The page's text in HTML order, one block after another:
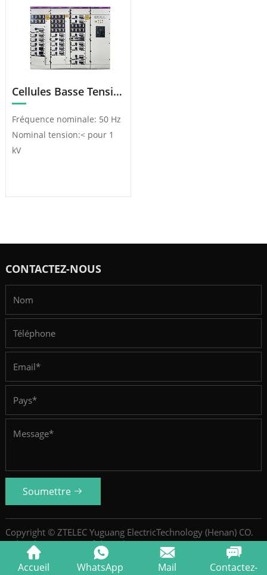
Cellules Basse Tension Amovibles GCS
Fréquence nominale: 50 Hz
Nominal tension:< pour 1
kV
CONTACTEZ-NOUS
Soumettre
Copyright © ZTELEC Yuguang ElectricTechnology (Henan) CO.
Ltd.Politique De Confidentialité SiteMap
Accueil WhatsApp Mail
Contactez-